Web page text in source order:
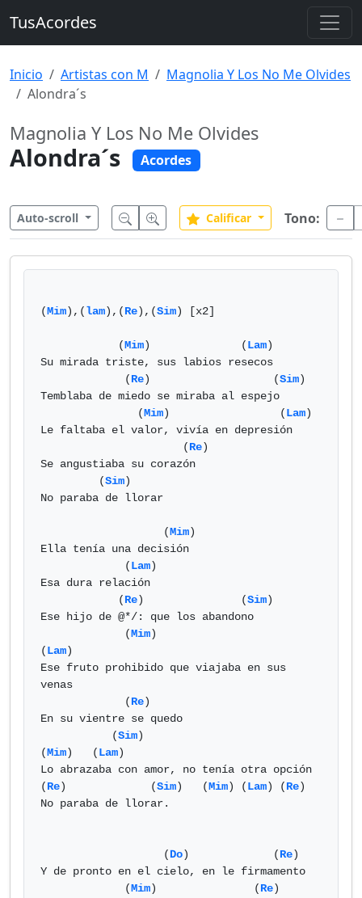
TusAcordes
Inicio Artistas con M
Magnolia Y Los No Me Olvides
Alondra´s
Magnolia Y Los No Me Olvides
Alondra´s Acordes
Auto-scroll Calificar Tono:
(Mim),(lam),(Re),(Sim) [x2]
            (
Mim)              (Lam)
Su mirada triste, sus labios resecos
             (
Re)                   (Sim)
Temblaba de miedo se miraba al espejo
               (
Mim)                 (Lam)
Le faltaba el valor, vivía en depresión
                      (
Re)
Se angustiaba su corazón
         (
Sim)
No paraba de llorar
                   (
Mim)
Ella tenía una decisión
             (
Lam)
Esa dura relación
            (
Re)               (Sim)
Ese hijo de @*/: que los abandono
             (
Mim)
(Lam)
Ese fruto prohibido que viajaba en sus
venas
             (
Re)
En su vientre se quedo
           (
Sim)
(Mim)   (Lam)
Lo abrazaba con amor, no tenía otra opción
(Re)             (Sim)   (Mim) (Lam) (Re)
No paraba de llorar.
                   (
Do)             (Re)
Y de pronto en el cielo, en le firmamento
             (
Mim)               (Re)